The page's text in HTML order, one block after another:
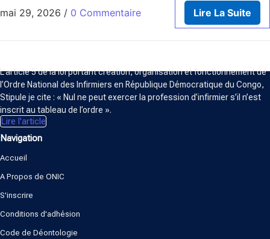
mai 29, 2026 / 0 Commentaire Lire La Suite
L’article 5 de la loi portant création, organisation et fonctionnement de
l’Ordre National des Infirmiers en République Démocratique du Congo,
Stipule je cite : « Nul ne peut exercer la profession d’infirmier s’il n’est
inscrit au tableau de l’ordre ».
Lire l'article
Navigation
Accueil
A Propos de ONIC
S'inscrire
Conditions d'adhésion
Code de Déontologie